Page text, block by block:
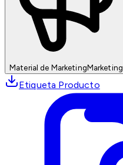
Material de MarketingMarketing
Etiqueta Producto